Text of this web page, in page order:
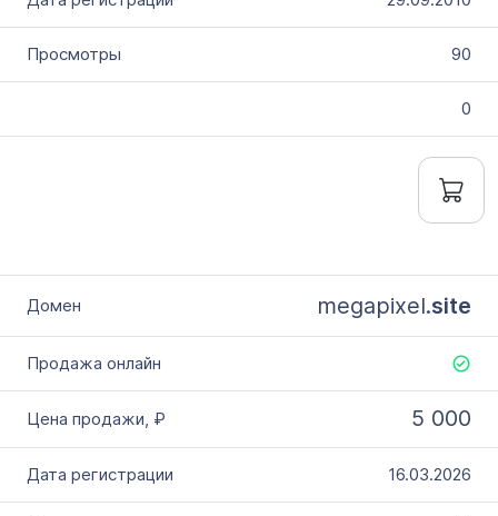
90
0
megapixel.site
5 000
16.03.2026